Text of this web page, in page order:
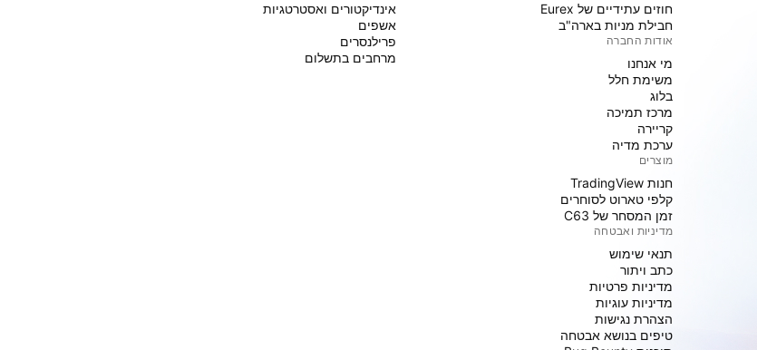
חוזים עתידיים של Eurex
חבילת מניות בארה"ב
אודות החברה
מי אנחנו
משימת חלל
בלוג
מרכז תמיכה
קריירה
ערכת מדיה
מוצרים
חנות TradingView
קלפי טארוט לסוחרים
זמן המסחר של C63
מדיניות ואבטחה
תנאי שימוש
כתב ויתור
מדיניות פרטיות
מדיניות עוגיות
הצהרת נגישות
טיפים בנושא אבטחה
אינדיקטורים ואסטרטגיות
אשפים
פרילנסרים
מרחבים בתשלום